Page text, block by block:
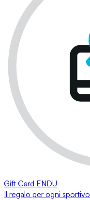
Gift Card ENDU
Il regalo per ogni sportivo